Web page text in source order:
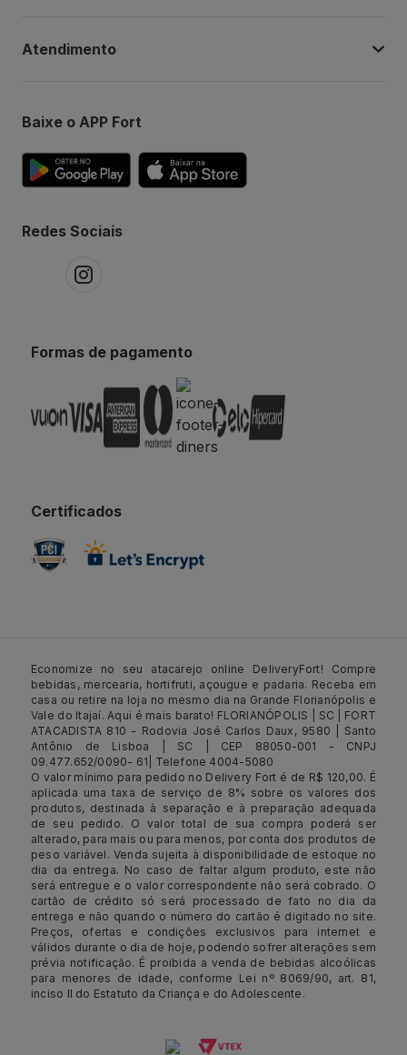
Atendimento
Baixe o APP Fort
Redes Sociais
Formas de pagamento
Certificados
Economize no seu atacarejo online DeliveryFort! Compre
bebidas, mercearia, hortifruti, açougue e padaria. Receba em
casa ou retire na loja no mesmo dia na Grande Florianópolis e
Vale do Itajaí. Aqui é mais barato! FLORIANÓPOLIS | SC | FORT
ATACADISTA 810 - Rodovia José Carlos Daux, 9580 | Santo
Antônio de Lisboa | SC | CEP 88050-001 - CNPJ
09.477.652/0090- 61| Telefone 4004-5080
O valor mínimo para pedido no Delivery Fort é de R$ 120,00. É
aplicada uma taxa de serviço de 8% sobre os valores dos
produtos, destinada à separação e à preparação adequada
de seu pedido. O valor total de sua compra poderá ser
alterado, para mais ou para menos, por conta dos produtos de
peso variável. Venda sujeita à disponibilidade de estoque no
dia da entrega. No caso de faltar algum produto, este não
será entregue e o valor correspondente não será cobrado. O
cartão de crédito só será processado de fato no dia da
entrega e não quando o número do cartão é digitado no site.
Preços, ofertas e condições exclusivos para internet e
válidos durante o dia de hoje, podendo sofrer alterações sem
prévia notificação. É proibida a venda de bebidas alcoólicas
para menores de idade, conforme Lei nº 8069/90, art. 81,
inciso II do Estatuto da Criança e do Adolescente.